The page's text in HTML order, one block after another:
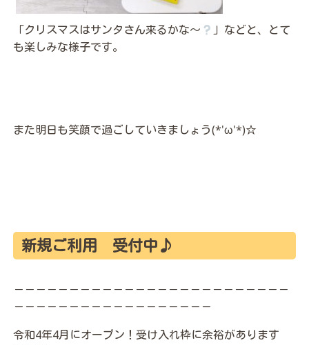
「クリスマスはサンタさん来るかな～
」などと、とて
も楽しみな様子です。
また明日も笑顔で過ごしていきましょう(*'ω'*)☆
新規ご利用 受付中♪
－－－－－－－－－－－－－－－－－－－－－－－－－
－－－－－－－－－－－－－－－－－－
令和4年4月にオープン！受け入れ枠に余裕があります